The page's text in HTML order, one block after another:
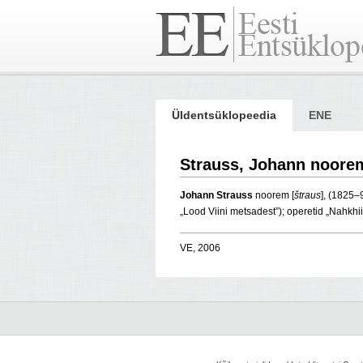
Üldentsüklopeedia ENE
Strauss, Johann
Johann Strauss noorem [štraus],
„Lood Viini metsadest”); operetid
VE, 2006